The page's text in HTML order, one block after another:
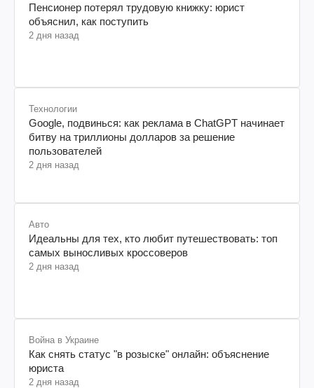
Пенсионер потерял трудовую книжку: юрист
объяснил, как поступить
2 дня назад
Технологии
Google, подвинься: как реклама в ChatGPT начинает
битву на триллионы долларов за решение
пользователей
2 дня назад
Авто
Идеальны для тех, кто любит путешествовать: топ
самых выносливых кроссоверов
2 дня назад
Война в Украине
Как снять статус "в розыске" онлайн: объяснение
юриста
2 дня назад